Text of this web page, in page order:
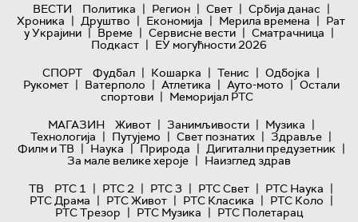
ВЕСТИ Политика | Регион | Свет | Србија данас |
Хроника | Друштво | Економија | Мерила времена | Рат
у Украјини | Време | Сервисне вести | Сматрачница |
Подкаст | ЕУ могућности 2026
СПОРТ
Фудбал | Кошарка | Тенис | Одбојка |
Рукомет | Ватерполо | Атлетика | Ауто-мото | Остали
спортови | Меморијал РТС
МАГАЗИН
Живот | Занимљивости | Музика |
Технологијa | Путујемо | Свет познатих | Здравље |
Филм и ТВ | Наука | Природа | Дигитални предузетник |
За мале велике хероје | Наизглед здрав
ТВ
РТС 1 | РТС 2 | РТС 3 | РТС Свет | РТС Наука |
РТС Драма | РТС Живот | РТС Класика | РТС Коло |
РТС Трезор | РТС Музика | РТС Полетарац